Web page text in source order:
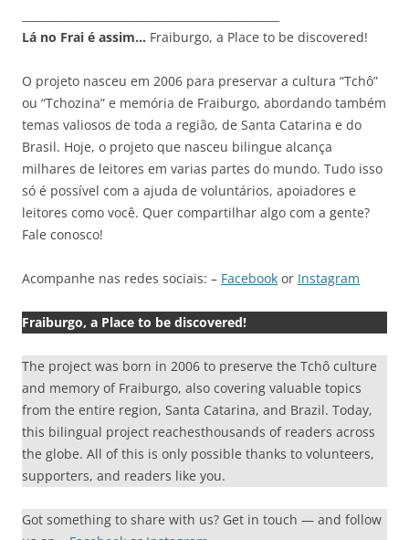
Lá no Frai é assim… Fraiburgo, a Place to be discovered!
O projeto nasceu em 2006 para preservar a cultura “Tchô”
ou “Tchozina” e memória de Fraiburgo, abordando também
temas valiosos de toda a região, de Santa Catarina e do
Brasil. Hoje, o projeto que nasceu bilingue alcança
milhares de leitores em varias partes do mundo. Tudo isso
só é possível com a ajuda de voluntários, apoiadores e
leitores como você. Quer compartilhar algo com a gente?
Fale conosco!
Acompanhe nas redes sociais: – Facebook or Instagram
Fraiburgo, a Place to be discovered!
The project was born in 2006 to preserve the Tchô culture
and memory of Fraiburgo, also covering valuable topics
from the entire region, Santa Catarina, and Brazil. Today,
this bilingual project reachesthousands of readers across
the globe. All of this is only possible thanks to volunteers,
supporters, and readers like you.
Got something to share with us? Get in touch — and follow